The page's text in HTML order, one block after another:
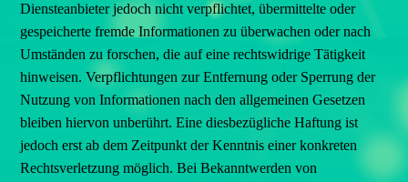
Diensteanbieter jedoch nicht verpflichtet, übermittelte oder
gespeicherte fremde Informationen zu überwachen oder nach
Umständen zu forschen, die auf eine rechtswidrige Tätigkeit
hinweisen. Verpflichtungen zur Entfernung oder Sperrung der
Nutzung von Informationen nach den allgemeinen Gesetzen
bleiben hiervon unberührt. Eine diesbezügliche Haftung ist
jedoch erst ab dem Zeitpunkt der Kenntnis einer konkreten
Rechtsverletzung möglich. Bei Bekanntwerden von